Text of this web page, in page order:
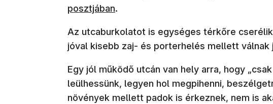
posztjában.
Az utcaburkolatot is egységes térkőre
jóval kisebb zaj- és porterhelés mellett válnak
Egy jól működő utcán van hely arra, hogy
leülhessünk, legyen hol megpihenni,
növények mellett padok is érkeznek, nem is